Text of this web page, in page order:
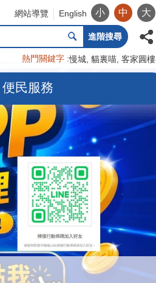
網站導覽 English 小 中 大
進階搜尋
熱門關鍵字 慢城 貓裏喵 客家圓樓
便民服務